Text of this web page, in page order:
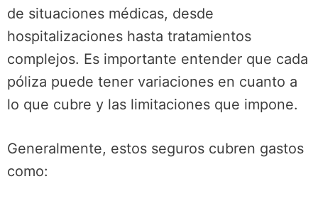
de situaciones médicas, desde
hospitalizaciones hasta tratamientos
complejos. Es importante entender que cada
póliza puede tener variaciones en cuanto a
lo que cubre y las limitaciones que impone.
Generalmente, estos seguros cubren gastos
como: